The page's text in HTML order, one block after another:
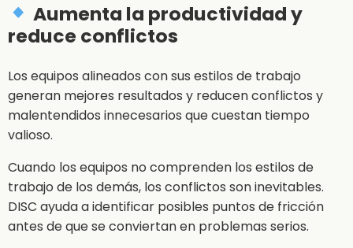
Aumenta la productividad y
reduce conflictos
Los equipos alineados con sus estilos de trabajo
generan mejores resultados y reducen conflictos y
malentendidos innecesarios que cuestan tiempo
valioso.
Cuando los equipos no comprenden los estilos de
trabajo de los demás, los conflictos son inevitables.
DISC ayuda a identificar posibles puntos de fricción
antes de que se conviertan en problemas serios.